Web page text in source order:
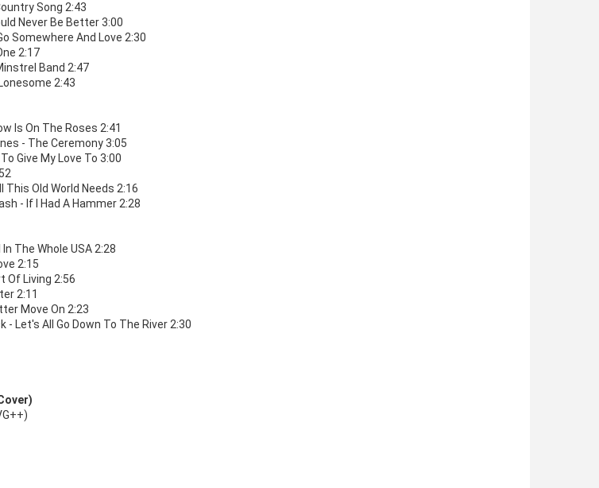
Song 2:43
Never Be Better 3:00
Somewhere And Love 2:30
2:17
Band 2:47
2:43
Is On The Roses 2:41
- The Ceremony 3:05
Give My Love To 3:00
Old World Needs 2:16
- If I Had A Hammer 2:28
The Whole USA 2:28
2:15
Of Living 2:56
2:11
Move On 2:23
- Let's All Go Down To The River 2:30